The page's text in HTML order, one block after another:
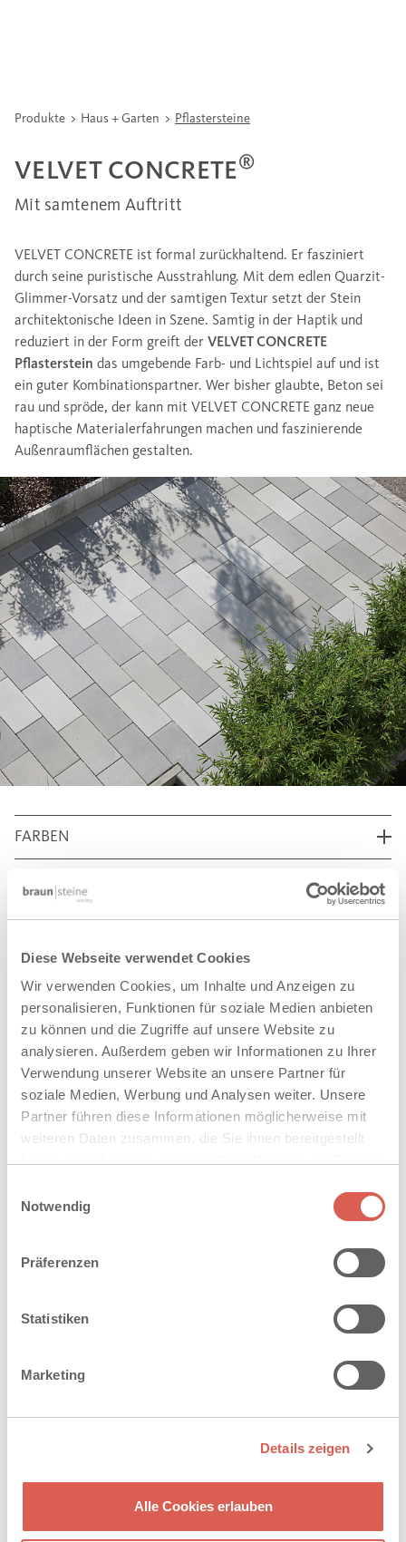
Diese Webseite verwendet Cookies
Wir verwenden Cookies, um Inhalte und Anzeigen zu
personalisieren, Funktionen für soziale Medien anbieten
zu können und die Zugriffe auf unsere Website zu
analysieren. Außerdem geben wir Informationen zu Ihrer
Verwendung unserer Website an unsere Partner für
soziale Medien, Werbung und Analysen weiter. Unsere
Partner führen diese Informationen möglicherweise mit
weiteren Daten zusammen, die Sie ihnen bereitgestellt
Cookies, wenn Sie unsere Webseite weiterhin nutzen.
Notwendig
Präferenzen
Statistiken
Marketing
Details zeigen
Alle Cookies erlauben
Produkte Haus + Garten Pflastersteine
VELVET CONCRETE®
Mit samtenem Auftritt
VELVET CONCRETE ist formal zurückhaltend. Er fasziniert
durch seine puristische Ausstrahlung. Mit dem edlen Quarzit-
Glimmer-Vorsatz und der samtigen Textur setzt der Stein
architektonische Ideen in Szene. Samtig in der Haptik und
reduziert in der Form greift der VELVET CONCRETE
Pflasterstein das umgebende Farb- und Lichtspiel auf und ist
ein guter Kombinationspartner. Wer bisher glaubte, Beton sei
rau und spröde, der kann mit VELVET CONCRETE ganz neue
haptische Materialerfahrungen machen und faszinierende
Außenraumflächen gestalten.
FARBEN
EIGENSCHAFTEN
DOWNLOADS
AUF DIE MERKLISTE